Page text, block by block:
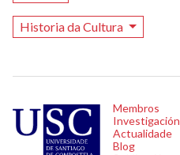
Historia da Cultura
Membros
Investigación
Actualidade
Blog